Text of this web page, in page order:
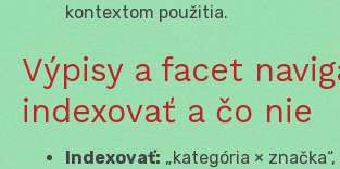
kontextom použitia.
Výpisy a facet
indexovať a čo nie
Indexovať: „kategória ×